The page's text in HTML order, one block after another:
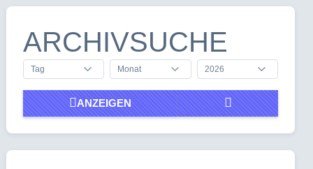
ARCHIVSUCHE
ANZEIGEN